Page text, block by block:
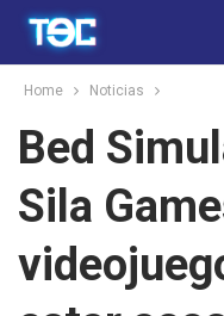
Home Noticias
Bed
Sila